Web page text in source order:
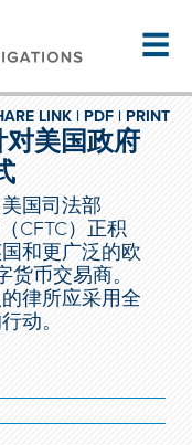
☰
PRINT
PDF |
LINK |
对美国政府
国司法部
CFTC）正积
和更广泛的欧
币交易商。
律所应采用全
动。